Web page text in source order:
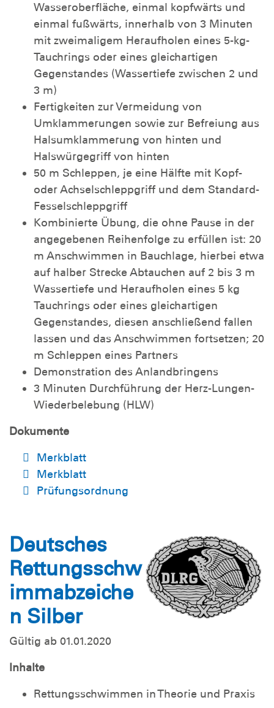
Wasseroberfläche, einmal kopfwärts und
einmal fußwärts, innerhalb von 3 Minuten
mit zweimaligem Heraufholen eines 5-kg-
Tauchrings oder eines gleichartigen
Gegenstandes (Wassertiefe zwischen 2 und
3 m)
Fertigkeiten zur Vermeidung von
Umklammerungen sowie zur Befreiung aus
Halsumklammerung von hinten und
Halswürgegriff von hinten
50 m Schleppen, je eine Hälfte mit Kopf-
oder Achselschleppgriff und dem Standard-
Fesselschleppgriff
Kombinierte Übung, die ohne Pause in der
angegebenen Reihenfolge zu erfüllen ist: 20
m Anschwimmen in Bauchlage, hierbei etwa
auf halber Strecke Abtauchen auf 2 bis 3 m
Wassertiefe und Heraufholen eines 5 kg
Tauchrings oder eines gleichartigen
Gegenstandes, diesen anschließend fallen
lassen und das Anschwimmen fortsetzen; 20
m Schleppen eines Partners
Demonstration des Anlandbringens
3 Minuten Durchführung der Herz-Lungen-
Wiederbelebung (HLW)
Dokumente
Merkblatt
Merkblatt
Prüfungsordnung
Deutsches
Rettungsschw
immabzeiche
n Silber
Gültig ab 01.01.2020
Inhalte
Rettungsschwimmen in Theorie und Praxis